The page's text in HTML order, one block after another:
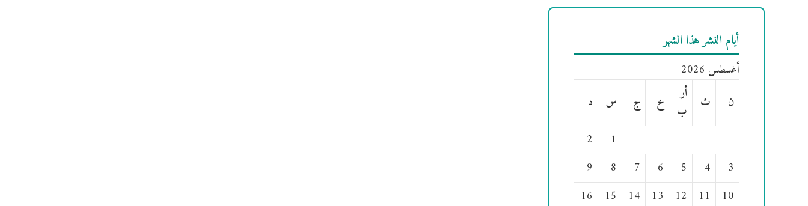
أيام النشر هذا الشهر
أغسطس 2026
ن
ث
أر
ب
خ ج س
د
1
2
3
4
5
6
7
8
9
10
11
12
13
14
15
16